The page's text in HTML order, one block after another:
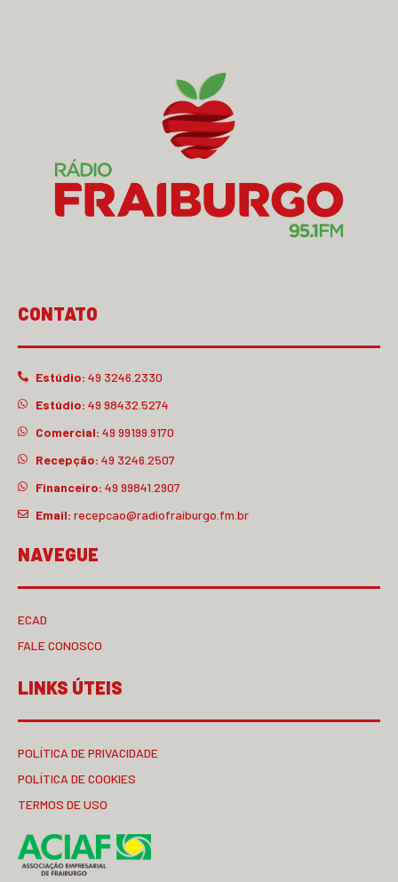
CONTATO
Estúdio: 49 3246.2330
Estúdio: 49 98432.5274
Comercial: 49 99199.9170
Recepção: 49 3246.2507
Financeiro: 49 99841.2907
Email: recepcao@radiofraiburgo.fm.br
NAVEGUE
ECAD
FALE CONOSCO
LINKS ÚTEIS
POLÍTICA DE PRIVACIDADE
POLÍTICA DE COOKIES
TERMOS DE USO